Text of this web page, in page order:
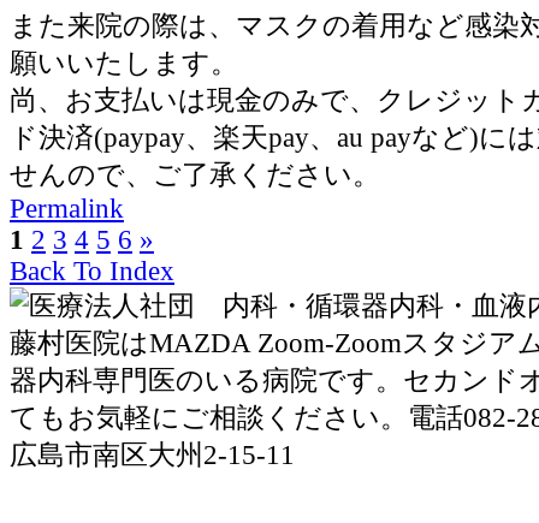
また来院の際は、マスクの着用など感染
願いいたします。
尚、お支払いは現金のみで、クレジット
ド決済(paypay、楽天pay、au payなど)に
せんので、ご了承ください。
Permalink
1 2 3 4 5 6 »
Back To Index